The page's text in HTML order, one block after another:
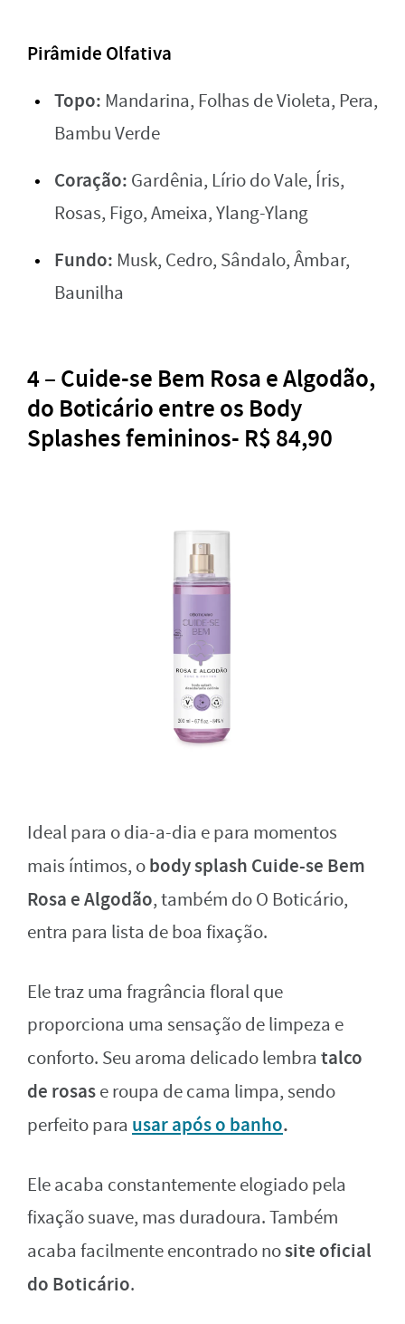
Pirâmide Olfativa
Topo: Mandarina, Folhas de Violeta, Pera,
Bambu Verde
Coração: Gardênia, Lírio do Vale, Íris,
Rosas, Figo, Ameixa, Ylang-Ylang
Fundo: Musk, Cedro, Sândalo, Âmbar,
Baunilha
4 – Cuide-se Bem Rosa e Algodão,
do Boticário entre os Body
Splashes femininos- R$ 84,90
Ideal para o dia-a-dia e para momentos
mais íntimos, obody splash Cuide-se Bem
Rosa e Algodão, também do O Boticário,
entra para lista de boa fixação.
Ele traz uma fragrância floral que
proporciona uma sensação de limpeza e
conforto. Seu aroma delicado lembra talco
de rosase roupa de cama limpa, sendo
perfeito para usar após o banho.
Ele acaba constantemente elogiado pela
fixação suave, mas duradoura. Também
acaba facilmente encontrado nosite oficial
do Boticário.